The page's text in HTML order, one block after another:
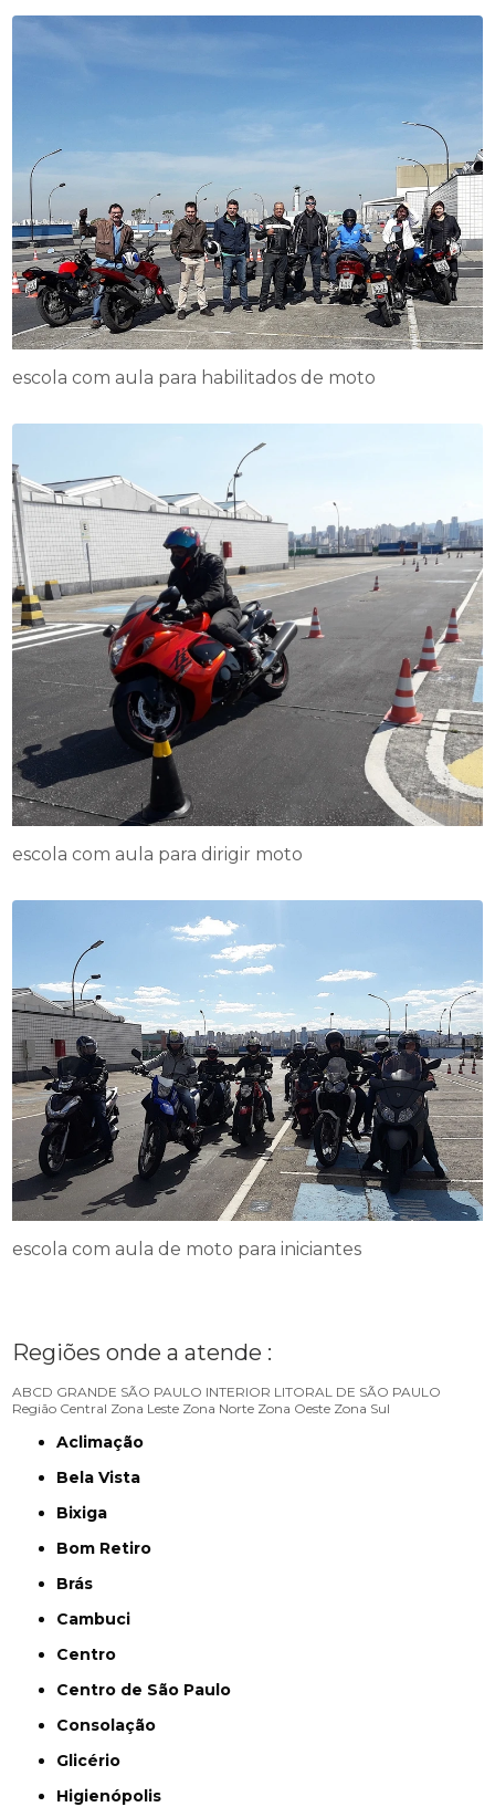
escola com aula para habilitados de moto
escola com aula para dirigir moto
escola com aula de moto para iniciantes
Regiões onde a atende :
ABCD GRANDE SÃO PAULO INTERIOR LITORAL DE SÃO PAULO
Região Central Zona Leste Zona Norte Zona Oeste Zona Sul
Aclimação
Bela Vista
Bixiga
Bom Retiro
Brás
Cambuci
Centro
Centro de São Paulo
Consolação
Glicério
Higienópolis